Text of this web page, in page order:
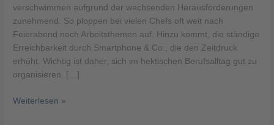
verschwimmen aufgrund der wachsenden Herausforderungen
zunehmend. So ploppen bei vielen Chefs oft weit nach
Feierabend noch Arbeitsthemen auf. Hinzu kommt, die ständige
Erreichbarkeit durch Smartphone & Co., die den Zeitdruck
erhöht. Wichtig ist daher, sich im hektischen Berufsalltag gut zu
organisieren. […]
Weiterlesen »